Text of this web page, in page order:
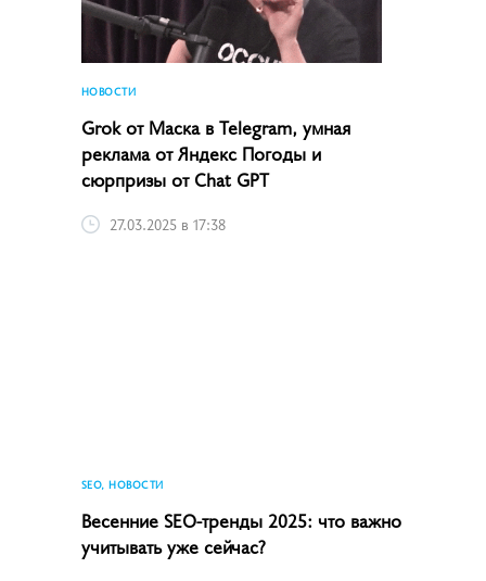
НОВОСТИ
Grok от Маска в Telegram, умная
реклама от Яндекс Погоды и
сюрпризы от Chat GPT
27.03.2025 в 17:38
SEO, НОВОСТИ
Весенние SEO-тренды 2025: что важно
учитывать уже сейчас?